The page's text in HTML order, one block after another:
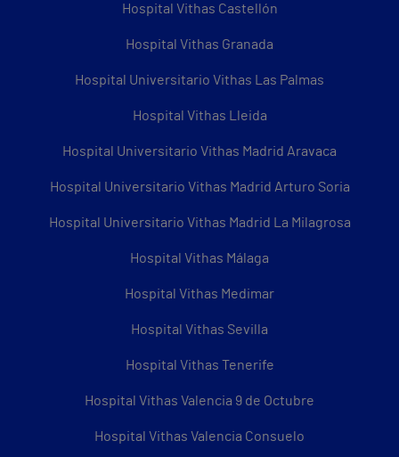
Hospital Vithas Castellón
Hospital Vithas Granada
Hospital Universitario Vithas Las Palmas
Hospital Vithas Lleida
Hospital Universitario Vithas Madrid Aravaca
Hospital Universitario Vithas Madrid Arturo Soria
Hospital Universitario Vithas Madrid La Milagrosa
Hospital Vithas Málaga
Hospital Vithas Medimar
Hospital Vithas Sevilla
Hospital Vithas Tenerife
Hospital Vithas Valencia 9 de Octubre
Hospital Vithas Valencia Consuelo